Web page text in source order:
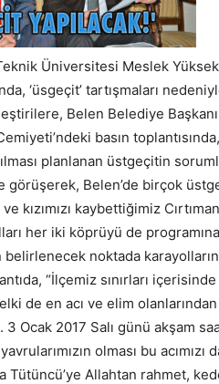
Üniversitesi Meslek
‘üsgeçit’ tartışmaları
Belen Belediye
basın
planlanan üstgeçitin
görüşerek, Belen’de birçok
ve kızımızı kaybettiğimiz
her iki köprüyü de
belirlenecek noktada
“İlçemiz sınırları
de en acı ve elim
Ocak 2017 Salı günü akşam
olması bu
Tütüncü’ye Allahtan rahmet,